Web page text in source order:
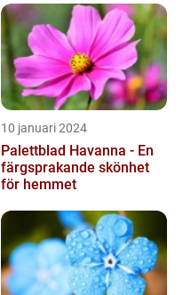
10 januari 2024
Palettblad Havanna - En
färgsprakande skönhet
för hemmet